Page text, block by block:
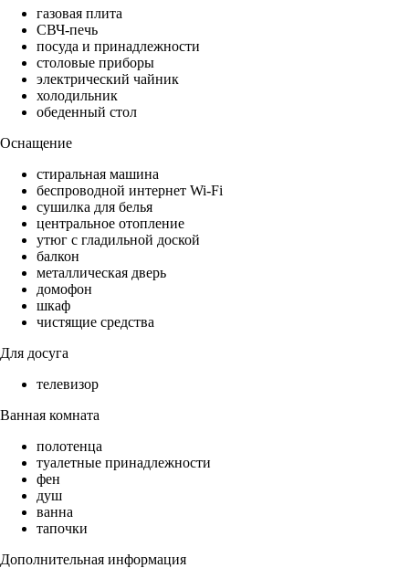
газовая плита
СВЧ-печь
посуда и принадлежности
столовые приборы
электрический чайник
холодильник
обеденный стол
Оснащение
стиральная машина
беспроводной интернет Wi-Fi
сушилка для белья
центральное отопление
утюг с гладильной доской
балкон
металлическая дверь
домофон
шкаф
чистящие средства
Для досуга
телевизор
Ванная комната
полотенца
туалетные принадлежности
фен
душ
ванна
тапочки
Дополнительная информация